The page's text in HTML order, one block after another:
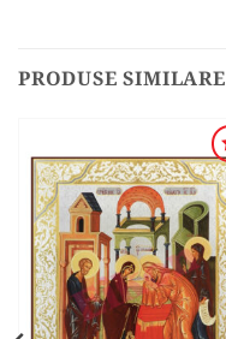
PRODUSE SIMILARE
ÎN